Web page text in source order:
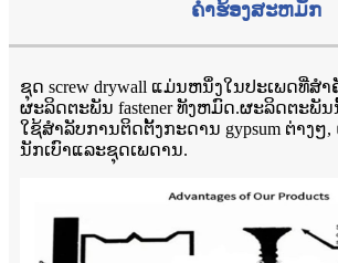
ຄໍາຮ້ອງສະຫມັກ
ຊຸດ screw drywall ແມ່ນຫນຶ່ງໃນປະເພດທີ່ສໍ
ຜະລິດຕະພັນ fastener ທັງຫມົດ.ຜະລິດຕະພັ
ໃຊ້ສໍາລັບການຕິດຕັ້ງກະດານ gypsum ຕ່າງໆ,
ນັກເບົາແລະຊຸດເພດານ.